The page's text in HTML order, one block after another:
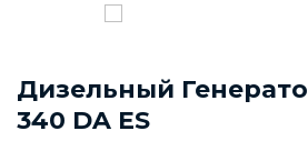
Дизельный
340 DA ES